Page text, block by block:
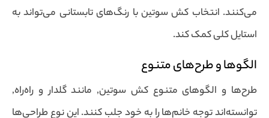
می‌کنند. انتخاب کش سوتین با رنگ‌های تابستانی می‌تواند به
استایل کلی کمک کند.
الگوها و طرح‌های متنوع
طرح‌ها و الگوهای متنوع کش سوتین, مانند گلدار و راه‌راه,
توانسته‌اند توجه خانم‌ها را به خود جلب کنند. این نوع طراحی‌ها